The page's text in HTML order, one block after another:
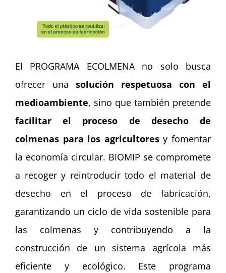
El PROGRAMA ECOLMENA no solo busca
ofrecer una solución respetuosa con el
medioambiente, sino que también pretende
facilitar el proceso de desecho de
colmenas para los agricultoresy fomentar
la economía circular. BIOMIP se compromete
a recoger y reintroducir todo el material de
desecho en el proceso de fabricación,
garantizando un ciclo de vida sostenible para
las colmenas y contribuyendo a la
construcción de un sistema agrícola más
eficiente y ecológico. Este programa